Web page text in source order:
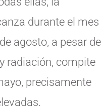
durante el mes
agosto, a pesar de
radiación, compite
precisamente